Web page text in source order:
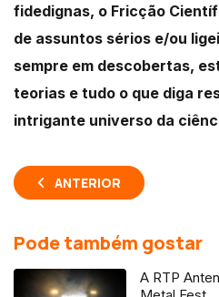
fidedignas, o Fricção
de assuntos sérios e/ou
sempre em descobertas,
teorias e tudo o que diga
intrigante universo da
ANTERIOR
Pode também gostar
A RTP